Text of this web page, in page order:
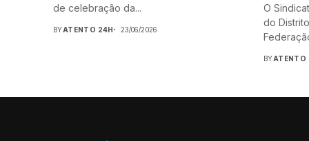
de celebração da...
BYATENTO 24H 23/06/2026
O
do
BYATENTO